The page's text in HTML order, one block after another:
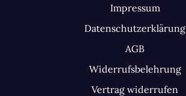
Impressum
Datenschutzerklärung
AGB
Widerrufsbelehrung
Vertrag widerrufen